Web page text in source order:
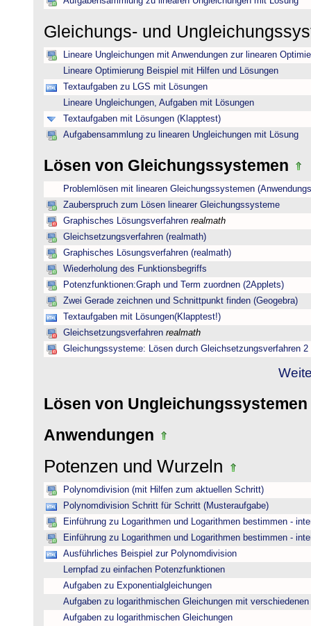
Gleichungs- und
Lineare Ungleichungen mit Anwendungen zur linearen
Lineare Optimierung Beispiel mit Hilfen und Lösungen
Textaufgaben zu LGS mit Lösungen
Lineare Ungleichungen, Aufgaben mit Lösungen
Textaufgaben mit Lösungen (Klapptest)
Aufgabensammlung zu linearen Ungleichungen mit Lösung
Lösen von Gleichungssystemen
Problemlösen mit linearen Gleichungssystemen
Zauberspruch zum Lösen linearer Gleichungssysteme
Graphisches Lösungsverfahren realmath
Gleichsetzungsverfahren (realmath)
Graphisches Lösungsverfahren (realmath)
Wiederholung des Funktionsbegriffs
Potenzfunktionen:Graph und Term zuordnen (2Applets)
Zwei Gerade zeichnen und Schnittpunkt finden (Geogebra)
Textaufgaben mit Lösungen(Klapptest!)
Gleichsetzungsverfahren realmath
Gleichungssysteme: Lösen durch Gleichsetzungsverfahren 2
Lösen von Ungleichungssystemen
Anwendungen
Potenzen und Wurzeln
Polynomdivision (mit Hilfen zum aktuellen Schritt)
Polynomdivision Schritt für Schritt (Musteraufgabe)
Einführung zu Logarithmen und Logarithmen bestimmen -
Einführung zu Logarithmen und Logarithmen bestimmen -
Ausführliches Beispiel zur Polynomdivision
Lernpfad zu einfachen Potenzfunktionen
Aufgaben zu Exponentialgleichungen
Aufgaben zu logarithmischen Gleichungen mit verschiedenen
Aufgaben zu logarithmischen Gleichungen